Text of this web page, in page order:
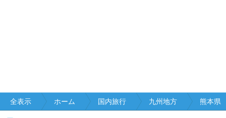
全表示 ホーム 国内旅行 九州地方 熊本県